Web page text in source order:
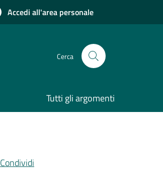
Accedi all'area personale
Cerca
Tutti gli argomenti
Condividi